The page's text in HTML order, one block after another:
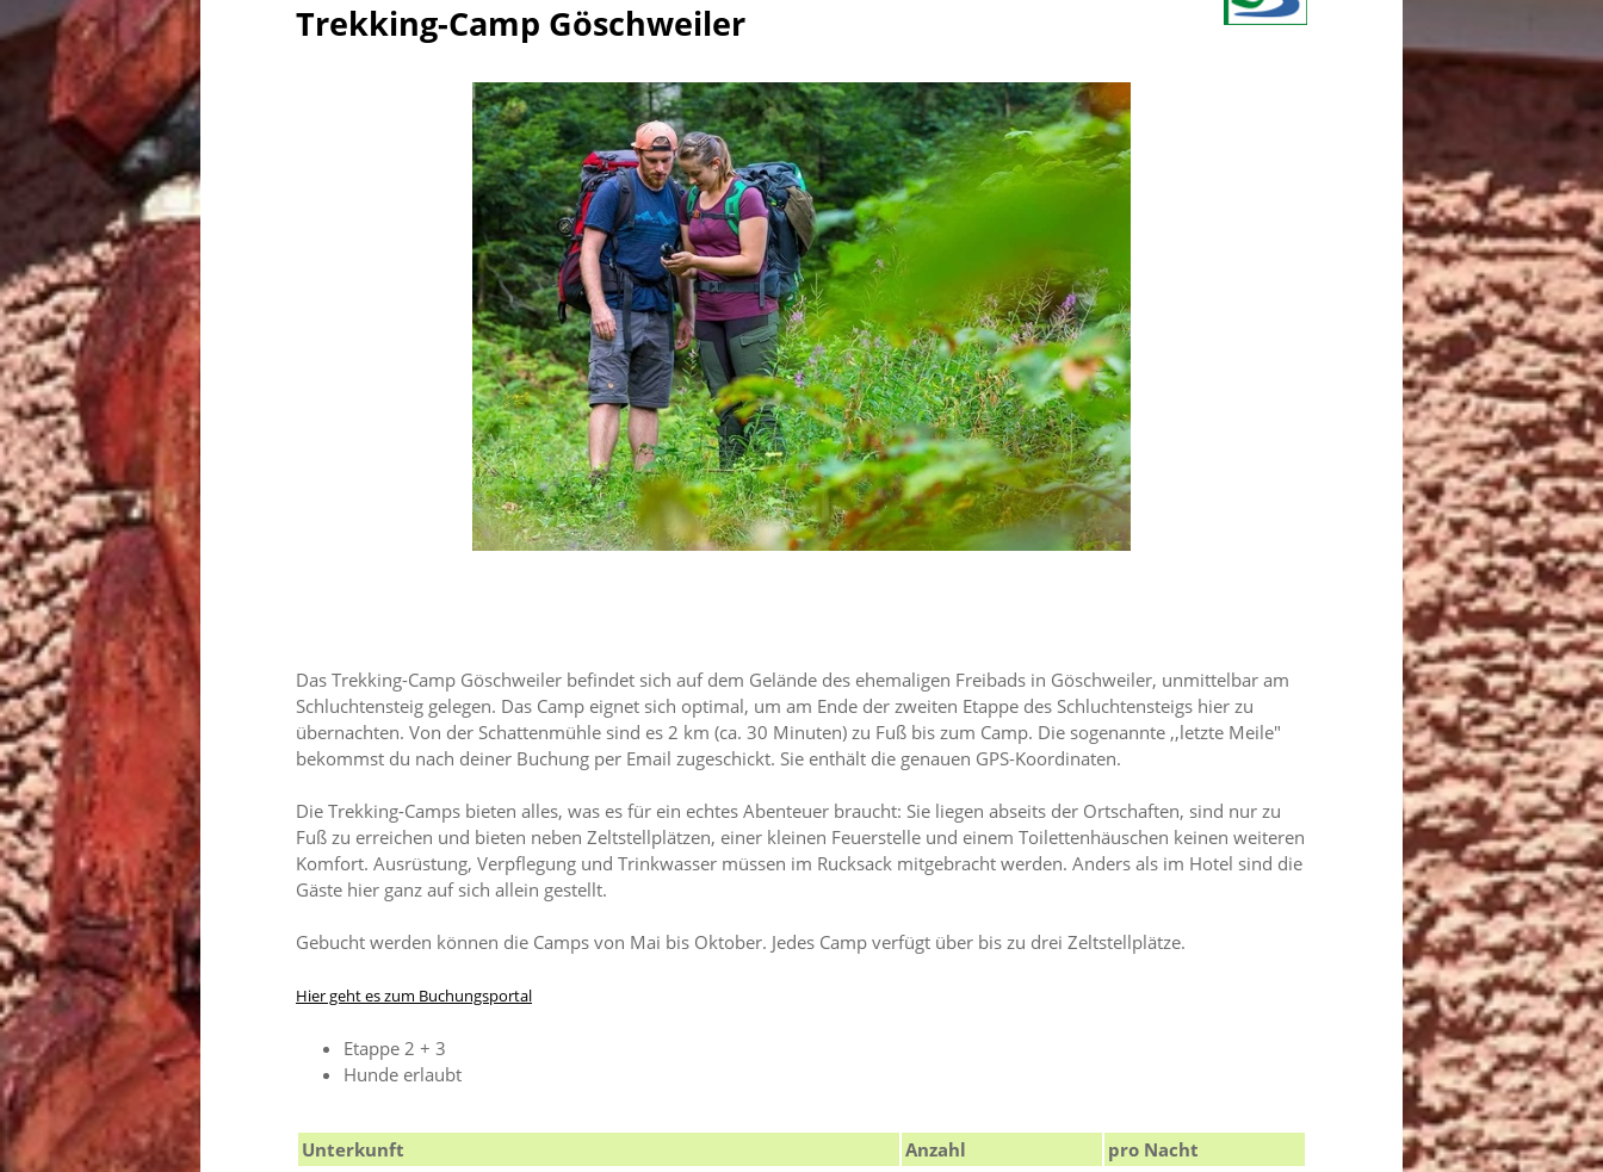
Trekking-Camp Göschweiler
Das Trekking-Camp Göschweiler befindet sich auf dem Gelände des ehemaligen Freibads in Göschweiler, unmittelbar am
Schluchtensteig gelegen. Das Camp eignet sich optimal, um am Ende der zweiten Etappe des Schluchtensteigs hier zu
übernachten. Von der Schattenmühle sind es 2 km (ca. 30 Minuten) zu Fuß bis zum Camp. Die sogenannte ,,letzte Meile"
bekommst du nach deiner Buchung per Email zugeschickt. Sie enthält die genauen GPS-Koordinaten.
Die Trekking-Camps bieten alles, was es für ein echtes Abenteuer braucht: Sie liegen abseits der Ortschaften, sind nur zu
Fuß zu erreichen und bieten neben Zeltstellplätzen, einer kleinen Feuerstelle und einem Toilettenhäuschen keinen weiteren
Komfort. Ausrüstung, Verpflegung und Trinkwasser müssen im Rucksack mitgebracht werden. Anders als im Hotel sind die
Gäste hier ganz auf sich allein gestellt.
Gebucht werden können die Camps von Mai bis Oktober. Jedes Camp verfügt über bis zu drei Zeltstellplätze.
Hier geht es zum Buchungsportal
Etappe 2 + 3
Hunde erlaubt
Unterkunft Anzahl
pro Nacht